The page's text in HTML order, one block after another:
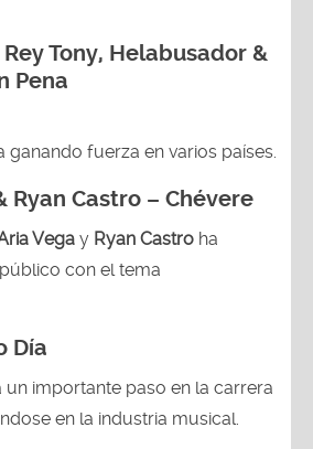
Tony, Helabusador &
Pena
ganando fuerza en varios países.
Ryan Castro – Chévere
Vega y Ryan Castro ha
con el tema
Día
importante paso en la carrera
en la industria musical.